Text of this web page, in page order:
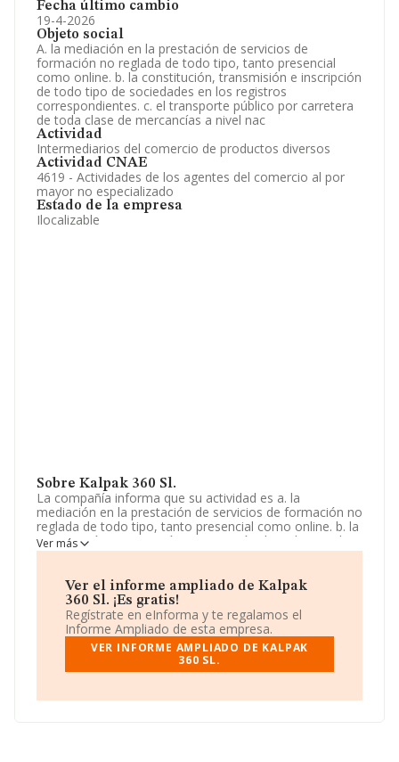
Fecha último cambio
19-4-2026
Objeto social
A. la mediación en la prestación de servicios de
formación no reglada de todo tipo, tanto presencial
como online. b. la constitución, transmisión e inscripción
de todo tipo de sociedades en los registros
correspondientes. c. el transporte público por carretera
de toda clase de mercancías a nivel nac
Actividad
Intermediarios del comercio de productos diversos
Actividad CNAE
4619 - Actividades de los agentes del comercio al por
mayor no especializado
Estado de la empresa
Ilocalizable
Sobre Kalpak 360 Sl.
La compañía informa que su actividad es a. la
mediación en la prestación de servicios de formación no
reglada de todo tipo, tanto presencial como online. b. la
constitución, transmisión e inscripción de todo tipo de
sociedades en los registros correspondientes. c. el
mercancías a nivel nac. La empresa aparece inscrita en
el Registro Mercantil como Sociedad Limitada. La
actividad de referencia CNAE corresponde a
'Intermediarios del comercio de productos diversos',
cuyo Código es 4619. La sociedad no tiene actividad en
mercados exteriores.
disposición de INFORMA, ha tenido un número de
Ver más
Ver el informe ampliado de Kalpak
360 Sl. ¡Es gratis!
Regístrate en eInforma y te regalamos el
Informe Ampliado de esta empresa.
VER INFORME AMPLIADO DE KALPAK
360 SL.